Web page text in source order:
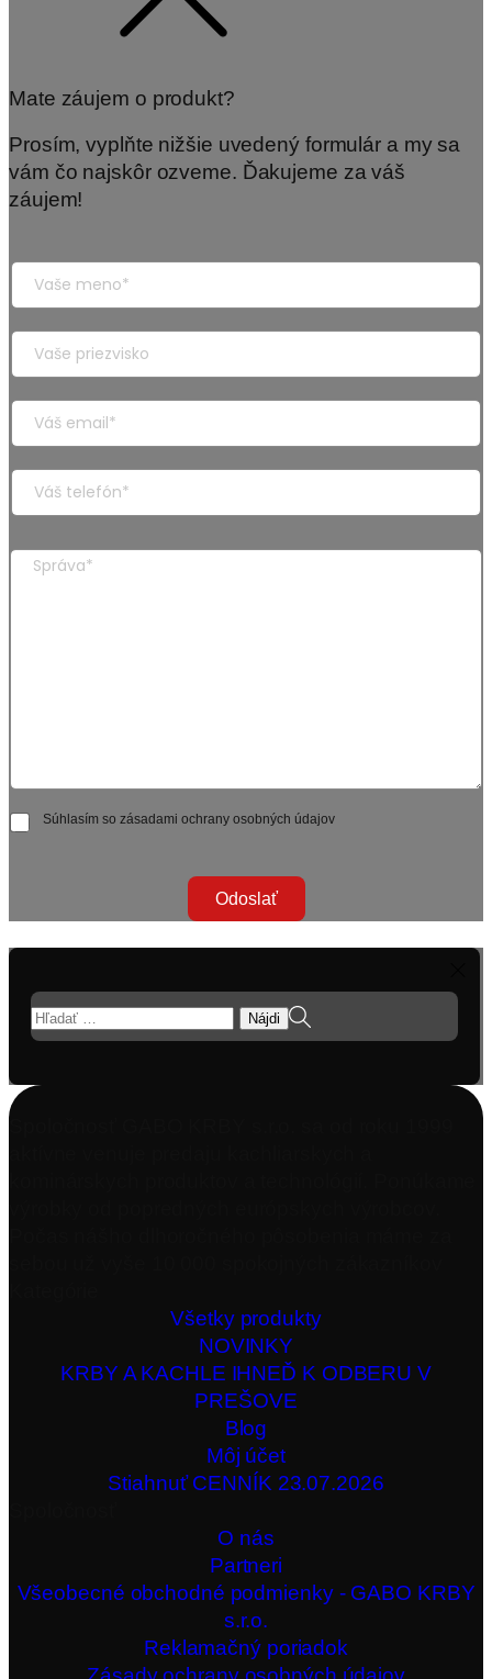
Mate záujem o produkt?
Prosím, vyplňte nižšie uvedený formulár a my sa
vám čo najskôr ozveme. Ďakujeme za váš
záujem!
Súhlasím so zásadami ochrany osobných údajov
Odoslať
Hľadať:
Všetky produkty
NOVINKY
KRBY A KACHLE IHNEĎ K ODBERU V
PREŠOVE
Blog
Môj účet
Stiahnuť CENNÍK 23.07.2026
O nás
Partneri
Všeobecné obchodné podmienky - GABO KRBY
s.r.o.
Reklamačný poriadok